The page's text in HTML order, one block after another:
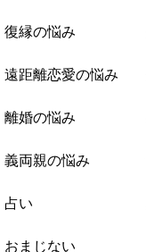
復縁の悩み
遠距離恋愛の悩み
離婚の悩み
義両親の悩み
占い
おまじない